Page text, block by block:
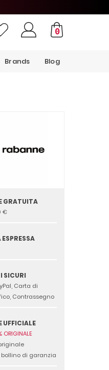
0
Blog
Brands
GRATUITA
€
SICURI
Carta di
Contrassegno
UFFICIALE
bollino di garanzia